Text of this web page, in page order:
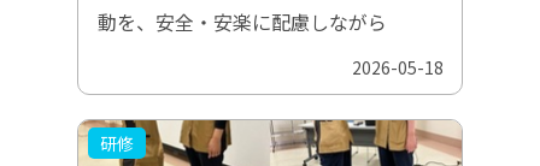
動を、安全・安楽に配慮しながら
2026-05-18
研修